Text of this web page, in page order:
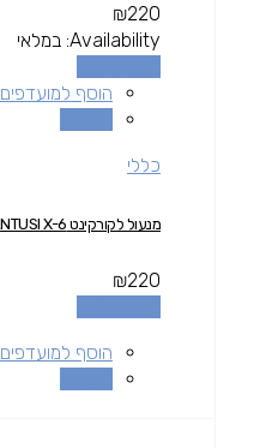
₪220
Availability: במלאי
הוסף למועדפים
כללי
מנעול לקורקינט XIOMI ANTUSI X-6
₪220
הוסף למועדפים